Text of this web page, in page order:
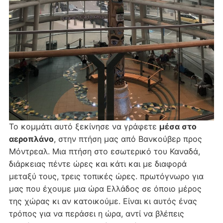
Το κομμάτι αυτό ξεκίνησε να γράφετε μέσα στο
αεροπλάνο, στην πτήση μας από Βανκούβερ προς
Μόντρεαλ. Μια πτήση στο εσωτερικό του Καναδά,
διάρκειας πέντε ώρες και κάτι και με διαφορά
μεταξύ τους, τρεις τοπικές ώρες. πρωτόγνωρο για
μας που έχουμε μια ώρα Ελλάδος σε όποιο μέρος
της χώρας κι αν κατοικούμε. Είναι κι αυτός ένας
τρόπος για να περάσει η ώρα, αντί να βλέπεις